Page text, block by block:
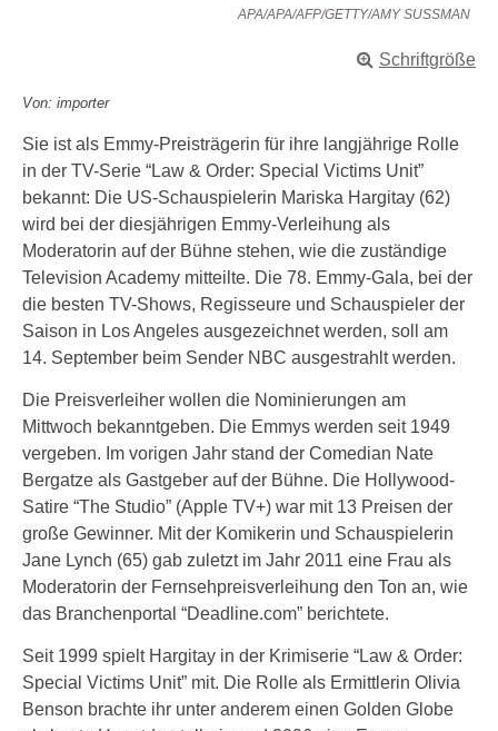
APA/APA/AFP/GETTY/AMY SUSSMAN
Schriftgröße
Von: importer
Sie ist als Emmy-Preisträgerin für ihre langjährige Rolle
in der TV-Serie “Law & Order: Special Victims Unit”
bekannt: Die US-Schauspielerin Mariska Hargitay (62)
wird bei der diesjährigen Emmy-Verleihung als
Moderatorin auf der Bühne stehen, wie die zuständige
Television Academy mitteilte. Die 78. Emmy-Gala, bei der
die besten TV-Shows, Regisseure und Schauspieler der
Saison in Los Angeles ausgezeichnet werden, soll am
14. September beim Sender NBC ausgestrahlt werden.
Die Preisverleiher wollen die Nominierungen am
Mittwoch bekanntgeben. Die Emmys werden seit 1949
vergeben. Im vorigen Jahr stand der Comedian Nate
Bergatze als Gastgeber auf der Bühne. Die Hollywood-
Satire “The Studio” (Apple TV+) war mit 13 Preisen der
große Gewinner. Mit der Komikerin und Schauspielerin
Jane Lynch (65) gab zuletzt im Jahr 2011 eine Frau als
Moderatorin der Fernsehpreisverleihung den Ton an, wie
das Branchenportal “Deadline.com” berichtete.
Seit 1999 spielt Hargitay in der Krimiserie “Law & Order:
Special Victims Unit” mit. Die Rolle als Ermittlerin Olivia
Benson brachte ihr unter anderem einen Golden Globe